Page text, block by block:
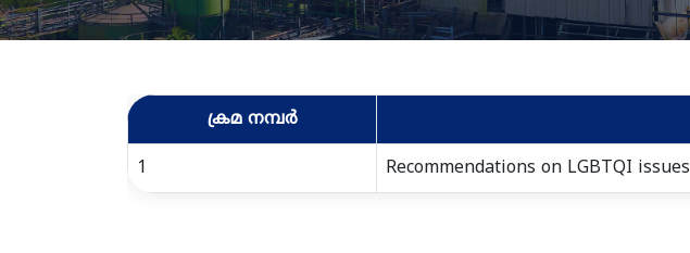
ക്രമ നമ്പർ
1 Recommendations on LGBTQI issues